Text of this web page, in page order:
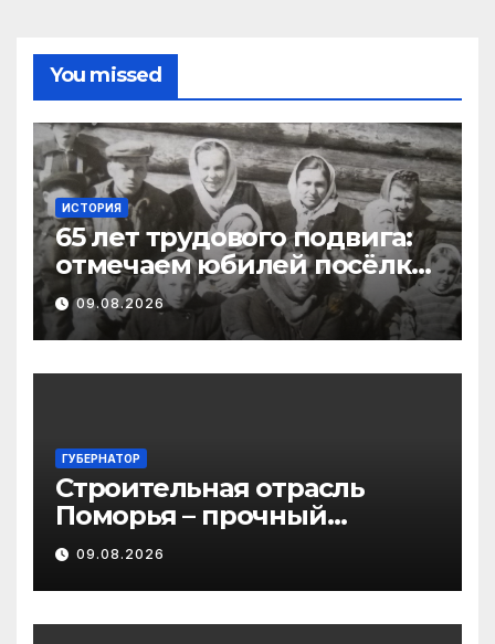
You missed
ИСТОРИЯ
65 лет трудового подвига:
отмечаем юбилей посёлка
Важский в Виноградовском
округе
09.08.2026
ГУБЕРНАТОР
Строительная отрасль
Поморья – прочный
фундамент развития
региона
09.08.2026